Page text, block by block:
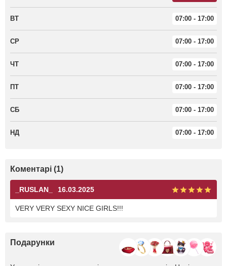
ВТ 07:00 - 17:00
СР 07:00 - 17:00
ЧТ 07:00 - 17:00
ПТ 07:00 - 17:00
СБ 07:00 - 17:00
НД 07:00 - 17:00
Коментарі (1)
_RUSLAN_ 16.03.2025
VERY VERY SEXY NICE GIRLS!!!
Подарунки